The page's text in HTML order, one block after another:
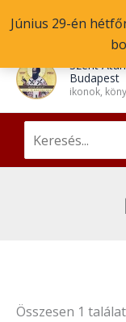
Június 29-én
to
Szent
Budapest
ikonok,
for:
Összesen 1 találat